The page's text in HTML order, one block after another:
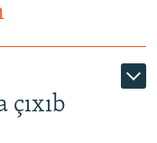
çıxıb